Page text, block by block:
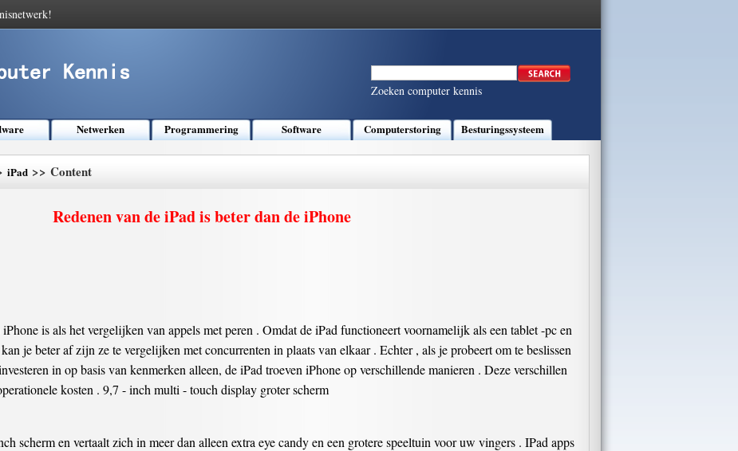
Zoeken computer kennis
Netwerken Programmering Software Computerstoring Besturingssysteem
iPad >> Content
Redenen van de iPad is beter dan de iPhone
is als het vergelijken van appels met peren . Omdat de iPad functioneert voornamelijk als een tablet -pc en
je beter af zijn ze te vergelijken met concurrenten in plaats van elkaar . Echter , als je probeert om te beslissen
in op basis van kenmerken alleen, de iPad troeven iPhone op verschillende manieren . Deze verschillen
kosten . 9,7 - inch multi - touch display groter scherm
scherm en vertaalt zich in meer dan alleen extra eye candy en een grotere speeltuin voor uw vingers . IPad apps